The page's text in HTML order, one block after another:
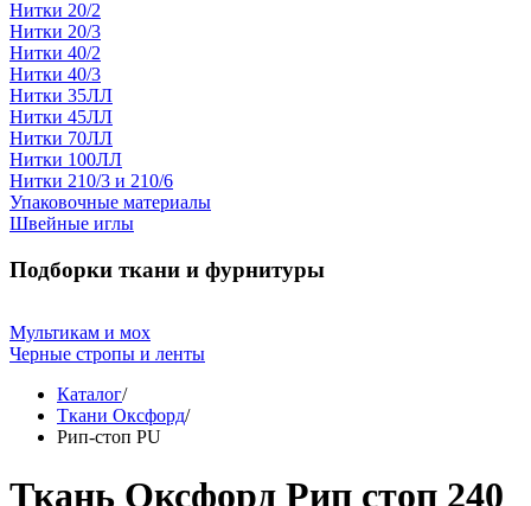
Нитки 20/2
Нитки 20/3
Нитки 40/2
Нитки 40/3
Нитки 35ЛЛ
Нитки 45ЛЛ
Нитки 70ЛЛ
Нитки 100ЛЛ
Нитки 210/3 и 210/6
Упаковочные материалы
Швейные иглы
Подборки ткани и фурнитуры
Мультикам и мох
Черные стропы и ленты
Каталог/
Ткани Оксфорд/
Рип-стоп PU
Ткань Оксфорд Рип стоп 240